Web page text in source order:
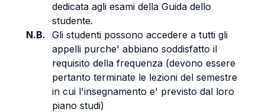
dedicata agli esami della Guida dello
studente.
N.B. Gli studenti possono accedere a tutti gli
appelli purche' abbiano soddisfatto il
requisito della frequenza (devono essere
pertanto terminate le lezioni del semestre
in cui l'insegnamento e' previsto dal loro
piano studi)